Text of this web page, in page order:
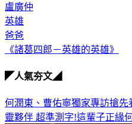
盧廣仲
英雄
爸爸
《諸葛四郎－英雄的英雄》
◤人氣夯文◢
何潤東、曹佑寧獨家專訪搶先
靈夥伴 超準測字!這輩子正緣